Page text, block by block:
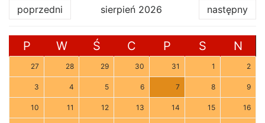
poprzedni sierpień 2026 następny
P W Ś C P S N
27 28 29 30 31 1 2
3 4 5 6 7 8 9
10 11 12 13 14 15 16